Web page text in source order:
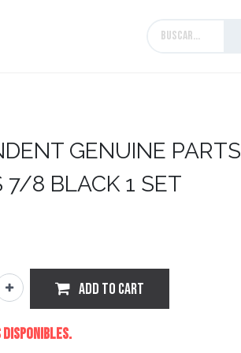
GENUINE PARTS
7/8 BLACK 1 SET
ADD TO CART
disponibles.